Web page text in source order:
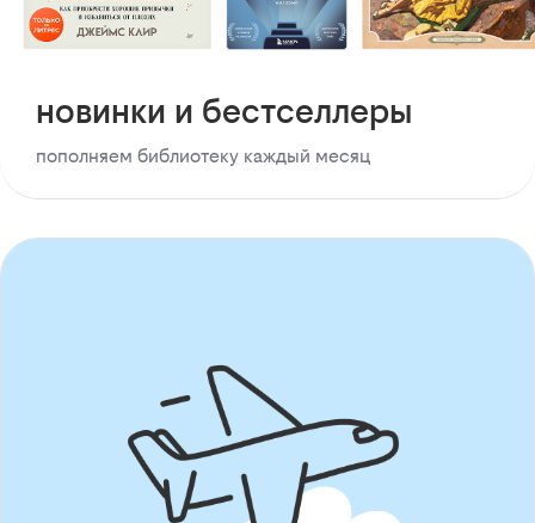
новинки и бестселлеры
пополняем библиотеку каждый месяц